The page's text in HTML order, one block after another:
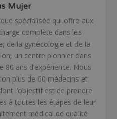
Mujer
spécialisée qui offre aux
complète dans les
de la gynécologie et de la
un centre pionnier dans
ans d’expérience. Nous
plus de 60 médecins et
l’objectif est de prendre
à toutes les étapes de leur
médical de qualité